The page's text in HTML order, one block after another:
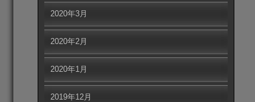
2020年3月
2020年2月
2020年1月
2019年12月